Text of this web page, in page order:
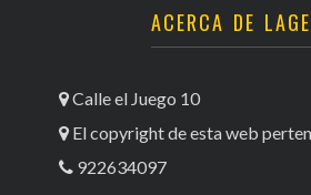
ACERCA DE
Calle el Juego 10
El copyright de esta web
922634097